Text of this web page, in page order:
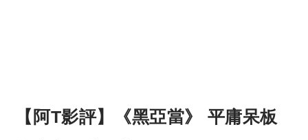
【阿T影評】《黑亞當》 平庸呆板